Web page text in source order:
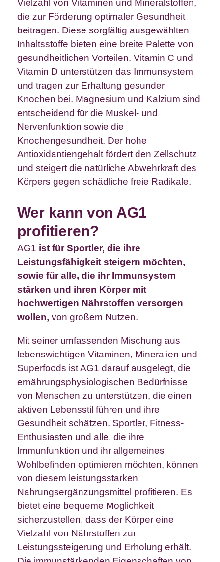
Vielzahl von Vitaminen und Mineralstoffen,
die zur Förderung optimaler Gesundheit
beitragen. Diese sorgfältig ausgewählten
Inhaltsstoffe bieten eine breite Palette von
gesundheitlichen Vorteilen. Vitamin C und
Vitamin D unterstützen das Immunsystem
und tragen zur Erhaltung gesunder
Knochen bei. Magnesium und Kalzium sind
entscheidend für die Muskel- und
Nervenfunktion sowie die
Knochengesundheit. Der hohe
Antioxidantiengehalt fördert den Zellschutz
und steigert die natürliche Abwehrkraft des
Körpers gegen schädliche freie Radikale.
Wer kann von AG1
profitieren?
AG1 ist für Sportler, die ihre
Leistungsfähigkeit steigern möchten,
sowie für alle, die ihr Immunsystem
stärken und ihren Körper mit
hochwertigen Nährstoffen versorgen
wollen, von großem Nutzen.
Mit seiner umfassenden Mischung aus
lebenswichtigen Vitaminen, Mineralien und
Superfoods ist AG1 darauf ausgelegt, die
ernährungsphysiologischen Bedürfnisse
von Menschen zu unterstützen, die einen
aktiven Lebensstil führen und ihre
Gesundheit schätzen. Sportler, Fitness-
Enthusiasten und alle, die ihre
Immunfunktion und ihr allgemeines
Wohlbefinden optimieren möchten, können
von diesem leistungsstarken
Nahrungsergänzungsmittel profitieren. Es
bietet eine bequeme Möglichkeit
sicherzustellen, dass der Körper eine
Vielzahl von Nährstoffen zur
Leistungssteigerung und Erholung erhält.